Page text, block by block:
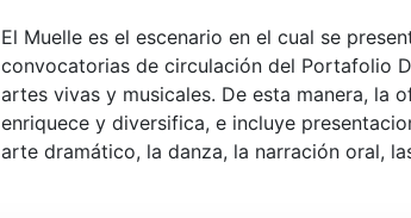
El Muelle es el escenario en el cual se
convocatorias de circulación del Portafolio
artes vivas y musicales. De esta manera, la
enriquece y diversifica, e incluye
arte dramático, la danza, la narración oral,